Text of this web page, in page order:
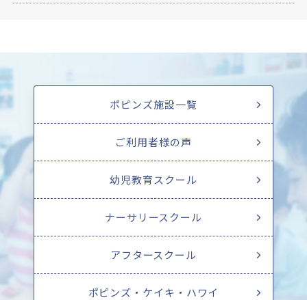
ポピンズ施設一覧
ご利用者様の声
幼児教育スクール
ナーサリースクール
アフタースクール
ポピンズ・ケイキ・ハワイ